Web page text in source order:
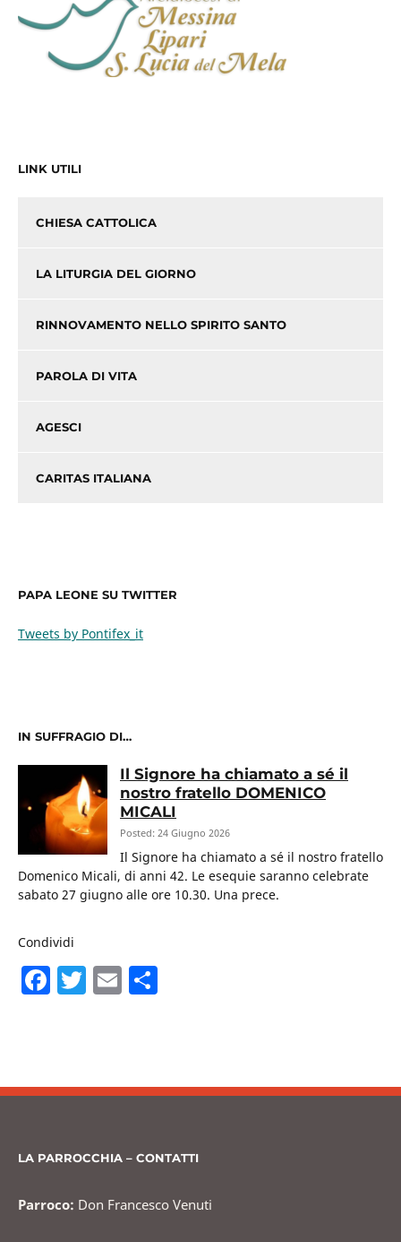
LINK UTILI
CHIESA CATTOLICA
LA LITURGIA DEL GIORNO
RINNOVAMENTO NELLO SPIRITO SANTO
PAROLA DI VITA
AGESCI
CARITAS ITALIANA
PAPA LEONE SU TWITTER
Tweets by Pontifex_it
IN SUFFRAGIO DI…
Il Signore ha chiamato a sé il
nostro fratello DOMENICO
MICALI
Posted: 24 Giugno 2026
Il Signore ha chiamato a sé il nostro fratello
Domenico Micali, di anni 42. Le esequie saranno celebrate
sabato 27 giugno alle ore 10.30. Una prece.
Condividi
F
b
o
T E
vi
LA PARROCCHIA – CONTATTI
Parroco: Don Francesco Venuti